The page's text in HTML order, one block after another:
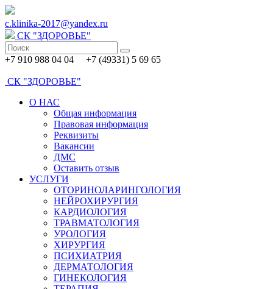
c.klinika-2017@yandex.ru
СК "ЗДОРОВЬЕ"
+7 910 988 04 04 +7 (49331) 5 69 65
СК "ЗДОРОВЬЕ"
О НАС
Общая информация
Правовая информация
Реквизиты
Вакансии
ДМС
Оставить отзыв
УСЛУГИ
ОТОРИНОЛАРИНГОЛОГИЯ
НЕЙРОХИРУРГИЯ
КАРДИОЛОГИЯ
ТРАВМАТОЛОГИЯ
УРОЛОГИЯ
ХИРУРГИЯ
ПСИХИАТРИЯ
ДЕРМАТОЛОГИЯ
ГИНЕКОЛОГИЯ